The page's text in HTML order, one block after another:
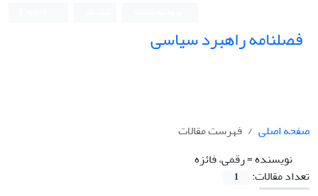
فصلنامه راهبرد سیاسی
صفحه اصلی
فهرست مقالات
نویسنده =رقمی، فائزه
تعداد مقالات:
1